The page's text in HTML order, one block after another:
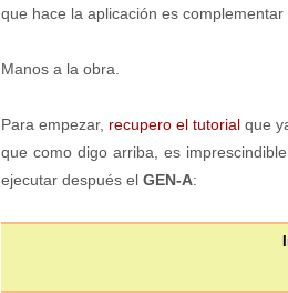
que hace la aplicación es
Manos a la obra.
Para empezar, recupero el tutorial que
que como digo arriba, es
ejecutar después el GEN-A: